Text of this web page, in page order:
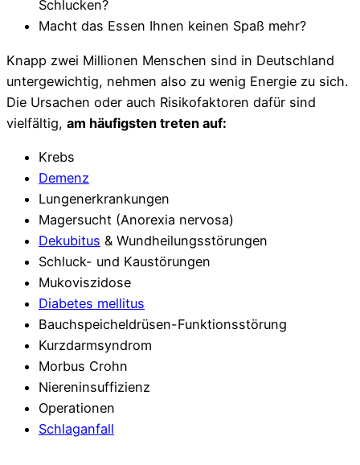
Schlucken?
Macht das Essen Ihnen keinen Spaß mehr?
Knapp zwei Millionen Menschen sind in Deutschland
untergewichtig, nehmen also zu wenig Energie zu sich.
Die Ursachen oder auch Risikofaktoren dafür sind
vielfältig, am häufigsten treten auf:
Krebs
Demenz
Lungenerkrankungen
Magersucht (Anorexia nervosa)
Dekubitus & Wundheilungsstörungen
Schluck- und Kaustörungen
Mukoviszidose
Diabetes mellitus
Bauchspeicheldrüsen-Funktionsstörung
Kurzdarmsyndrom
Morbus Crohn
Niereninsuffizienz
Operationen
Schlaganfall